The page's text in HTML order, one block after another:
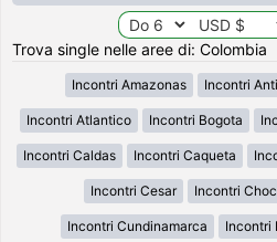
Trova single nelle aree di: Colombia
Incontri Amazonas Incontri
Incontri Atlantico Incontri Bogota
Incontri Caldas Incontri Caqueta
Incontri Cesar Incontri
Incontri Cundinamarca Incontri